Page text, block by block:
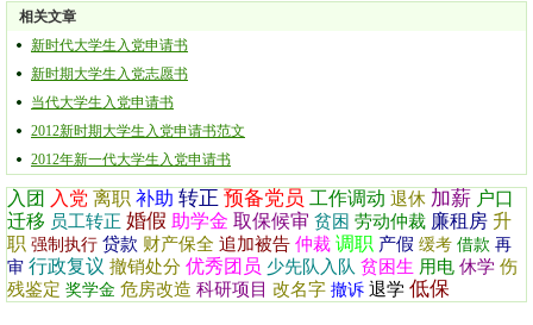
相关文章
新时代大学生入党申请书
新时期大学生入党志愿书
当代大学生入党申请书
2012新时期大学生入党申请书范文
2012年新一代大学生入党申请书
入团 入党 离职 补助 转正 预备党员 工作调动 退休 加薪 户口
迁移 员工转正 婚假 助学金 取保候审 贫困 劳动仲裁 廉租房 升
职 强制执行 贷款 财产保全 追加被告 仲裁 调职 产假 缓考 借款 再
审 行政复议 撤销处分 优秀团员 少先队入队 贫困生 用电 休学 伤
残鉴定 奖学金 危房改造 科研项目 改名字 撤诉 退学 低保